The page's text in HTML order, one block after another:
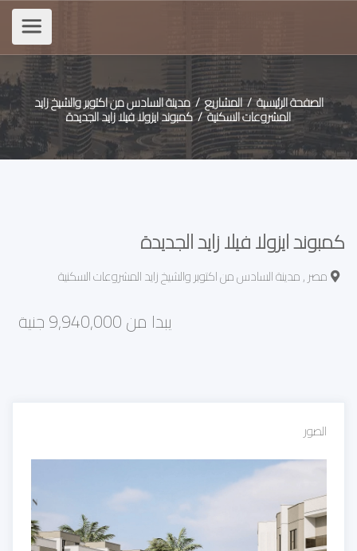
الصفحة الرئيسية/المشاريع /مدينة السادس من اكتوبر والشيخ زايد
المشروعات السكنية/ كمبوند ايزولا فيلا زايد الجديدة
كمبوند ايزولا فيلا زايد الجديدة
مصر , مدينة السادس من اكتوبر والشيخ زايد المشروعات السكنية
يبدا من 9,940,000 جنية
الصور